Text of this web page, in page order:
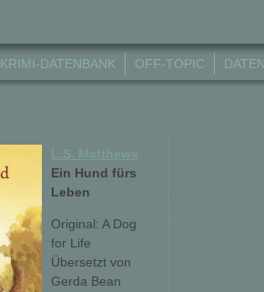
KRIMI-DATENBANK OFF-TOPIC
Ein Hund fürs
Leben
Original: A Dog
for Life
Übersetzt von
Gerda Bean